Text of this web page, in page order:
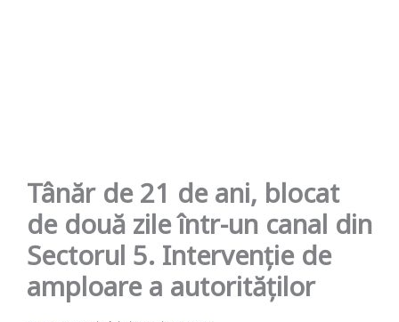
Tânăr de 21 de ani, blocat
de două zile într-un canal din
Sectorul 5. Intervenție de
amploare a autorităților